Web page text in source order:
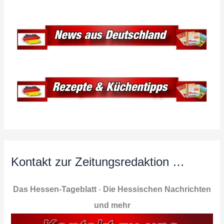
Kontakt zur Zeitungsredaktion …
Das Hessen-Tageblatt - Die Hessischen Nachrichten
und mehr